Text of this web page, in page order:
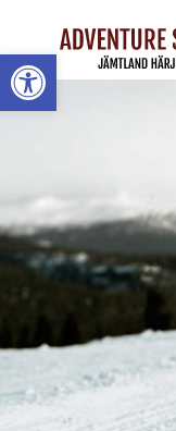
Öppna toolbar